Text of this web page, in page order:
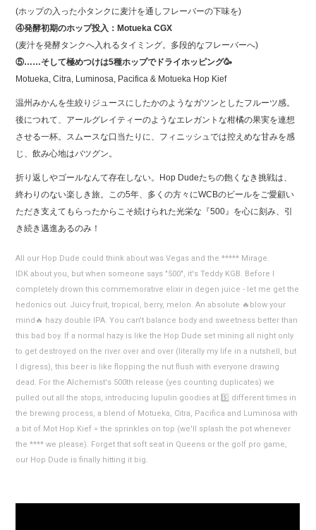
(ホップの入った小タンクに麦汁を通しフレーバーの下味を)
④発酵初期のホップ投入：Motueka CGX
(麦汁を発酵タンクへ入れるタイミング。多段的なフレーバーへ)
⑤……そして極めつけは5種ホップでドライホッピング🥳
Motueka, Citra, Luminosa, Pacifica & Motueka Hop Kief
温州みかんを生絞りジュースにしたかのようなガツンとしたフルーツ感。
後につれて、アールグレイティーのようなエレガントな柑橘の果実を連想
させる一杯。スムースな口当たりに、フィニッシュでは控えめな甘みを感
じ、飲み心地はバツグン。
折り返しやゴールなんて存在しない。Hop Dudeたちの飽くなき挑戦は、
終わりのない楽しき旅。この5年、多くの方々にWCBのビールをご愛顧い
ただき支えてもらったからこそ続けられた光栄な『500』を心に刻み、引
き続き邁進あるのみ！
All our Hop Dude could think about was Vegas and the ***** Mirage.
IDK about you, but when someone says "500", it's Teddy KGB. Before I
completely drown this commemorative elixir in degen juice - let me get the
hedonics out. Juicy fruit, tropical, berry, melon. An absolute 🔥blow your
mind🔥 hazy double IPA. You can't balance body and sweetness better than
this bad boy. If a normal hazy is like the Hop Dude set mining all night only
to get destroyed on the river over and over (literally my life in a nutshell, but
I digress), this beer is like flopping the nut flush with everyone drawing
dead. For the Alchemist's 500th release (yes counting duplicates) we
pulled out all the stops, introducing lupulin goodies at 5️⃣ different times in
the brewing process, a blend of Motueka, Citra, Pacifica and Luminosa with
a bit of Mot Hop Kief = the sprinkles on top (we'll splash the pot whenever
the **** we please). Forget that soft seat in Queens or the golf pro game,
our Hop Dude is finally hitting it big.